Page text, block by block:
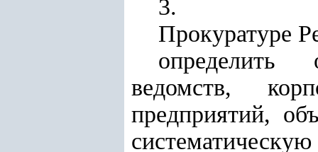
3.
Прокуратуре
определить
ведомств,
предприятий,